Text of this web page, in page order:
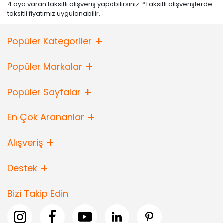
evidea.com’u ziyaret edebilirsiniz.
4 aya varan taksitli alışveriş yapabilirsiniz. *Taksitli alışverişlerde
taksitli fiyatımız uygulanabilir.
Popüler Kategoriler
Popüler Markalar
Popüler Sayfalar
En Çok Arananlar
Alışveriş
Destek
Bizi Takip Edin